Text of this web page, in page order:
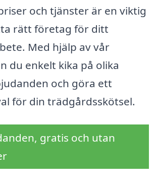
och tjänster är en viktig
rätt företag för ditt
Med hjälp av vår
du enkelt kika på olika
och göra ett
för din trädgårdsskötsel.
gratis och utan